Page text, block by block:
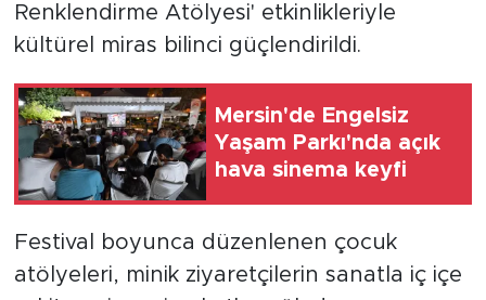
Renklendirme Atölyesi' etkinlikleriyle
kültürel miras bilinci güçlendirildi.
Mersin'de Engelsiz
Yaşam Parkı'nda açık
hava sinema keyfi
Festival boyunca düzenlenen çocuk
atölyeleri, minik ziyaretçilerin sanatla iç içe